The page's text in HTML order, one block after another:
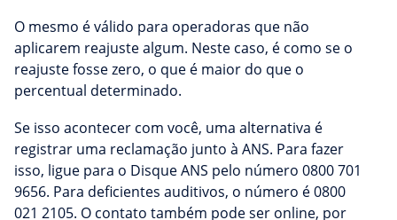
O mesmo é válido para operadoras que não
aplicarem reajuste algum. Neste caso, é como se o
reajuste fosse zero, o que é maior do que o
percentual determinado.
Se isso acontecer com você, uma alternativa é
registrar uma reclamação junto à ANS. Para fazer
isso, ligue para o Disque ANS pelo número 0800 701
9656. Para deficientes auditivos, o número é 0800
021 2105. O contato também pode ser online, por